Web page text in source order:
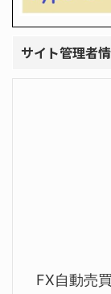
サイト管理者
FX自動売